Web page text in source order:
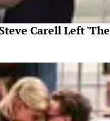
Carell Left 'The